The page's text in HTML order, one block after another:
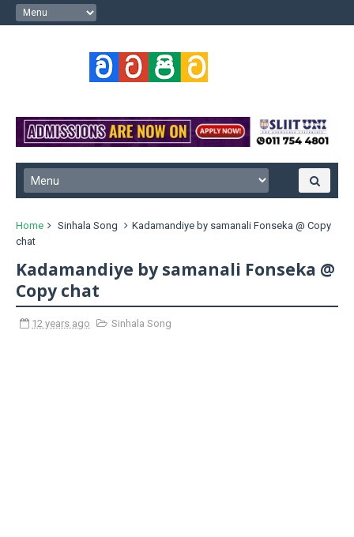
Home Sinhala Song
Kadamandiye by samanali Fonseka @ Copy
chat
Kadamandiye by samanali Fonseka @
Copy chat
12 years ago Sinhala Song